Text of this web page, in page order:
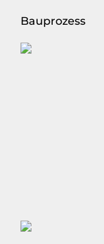
Bauprozess